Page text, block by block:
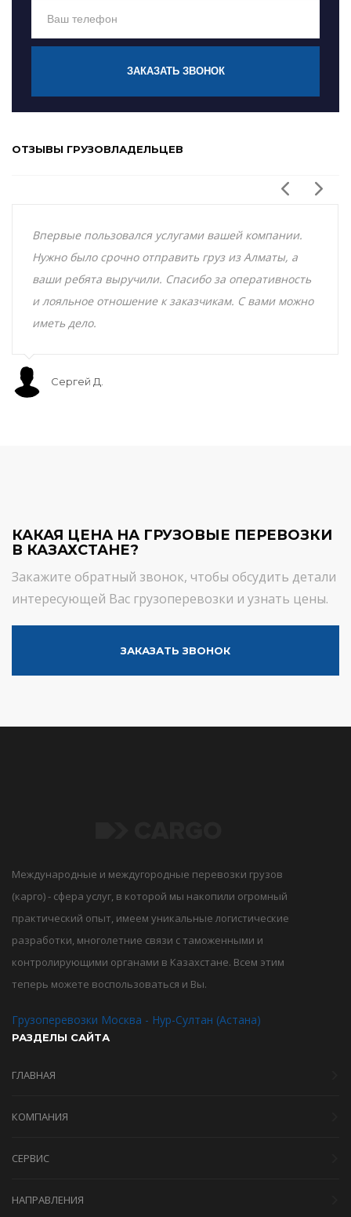
ЗАКАЗАТЬ ЗВОНОК
ОТЗЫВЫ ГРУЗОВЛАДЕЛЬЦЕВ
Впервые пользовался услугами вашей компании.
Нужно было срочно отправить груз из Алматы, а
ваши ребята выручили. Спасибо за оперативность
и лояльное отношение к заказчикам. С вами можно
иметь дело.
Сергей Д.
КАКАЯ ЦЕНА НА ГРУЗОВЫЕ ПЕРЕВОЗКИ
В КАЗАХСТАНЕ?
Закажите обратный звонок, чтобы обсудить детали
интересующей Вас грузоперевозки и узнать цены.
ЗАКАЗАТЬ ЗВОНОК
Международные и междугородные перевозки грузов
(карго) - сфера услуг, в которой мы накопили огромный
практический опыт, имеем уникальные логистические
разработки, многолетние связи с таможенными и
контролирующими органами в Казахстане. Всем этим
теперь можете воспользоваться и Вы.
Грузоперевозки Москва - Нур-Султан (Астана)
РАЗДЕЛЫ САЙТА
ГЛАВНАЯ
КОМПАНИЯ
СЕРВИС
НАПРАВЛЕНИЯ